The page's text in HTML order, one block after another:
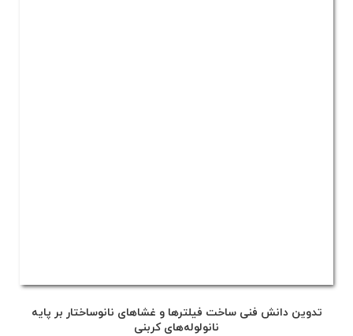
تدوین دانش فنی ساخت فیلترها و غشاهای نانوساختار بر پایه
نانولوله‌های کربنی